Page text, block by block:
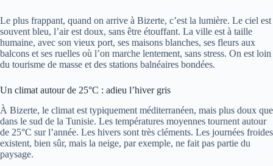
Le plus frappant, quand on arrive à Bizerte, c’est la lumière. Le ciel est
souvent bleu, l’air est doux, sans être étouffant. La ville est à taille
humaine, avec son vieux port, ses maisons blanches, ses fleurs aux
balcons et ses ruelles où l’on marche lentement, sans stress. On est loin
du tourisme de masse et des stations balnéaires bondées.
Un climat autour de 25°C : adieu l’hiver gris
À Bizerte, le climat est typiquement méditerranéen, mais plus doux que
dans le sud de la Tunisie. Les températures moyennes tournent autour
de 25°C sur l’année. Les hivers sont très cléments. Les journées froides
existent, bien sûr, mais la neige, par exemple, ne fait pas partie du
paysage.